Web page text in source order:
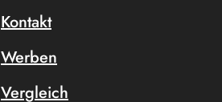
Kontakt
Werben
Vergleich